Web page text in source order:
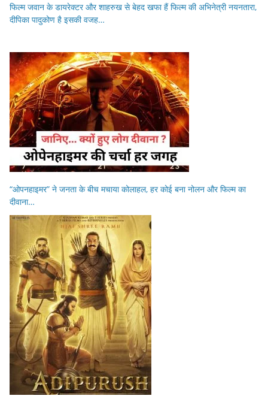
फिल्म जवान के डायरेक्टर और शाहरुख से बेहद खफा हैं फिल्म की अभिनेत्री नयनतारा,
दीपिका पादुकोण है इसकी वजह…
“ओपनहाइमर” ने जनता के बीच मचाया कोलाहल, हर कोई बना नोलन और फिल्म का
दीवाना…